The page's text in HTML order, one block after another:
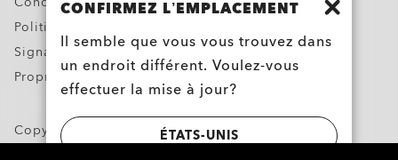
Politique de confidentialité
Signaler une contrefaçon
Propriété intellectuelle
Copyright ©2023 Oakley, Inc. Tous droits réservés.
CONFIRMEZ L’EMPLACEMENT
Il semble que vous vous trouvez dans
un endroit différent. Voulez-vous
effectuer la mise à jour?
ÉTATS-UNIS